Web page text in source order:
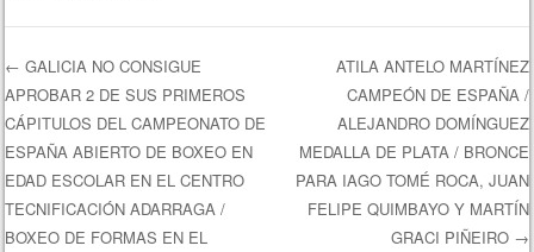
Navegación de entradas
← GALICIA NO CONSIGUE
APROBAR 2 DE SUS PRIMEROS
CÁPITULOS DEL CAMPEONATO DE
ESPAÑA ABIERTO DE BOXEO EN
EDAD ESCOLAR EN EL CENTRO
TECNIFICACIÓN ADARRAGA /
BOXEO DE FORMAS EN EL
ATILA ANTELO MARTÍNEZ
CAMPEÓN DE ESPAÑA /
ALEJANDRO DOMÍNGUEZ
MEDALLA DE PLATA / BRONCE
PARA IAGO TOMÉ ROCA, JUAN
FELIPE QUIMBAYO Y MARTÍN
GRACI PIÑEIRO →